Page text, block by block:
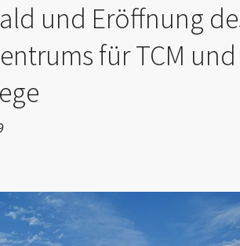
und Eröffnung
für TCM und